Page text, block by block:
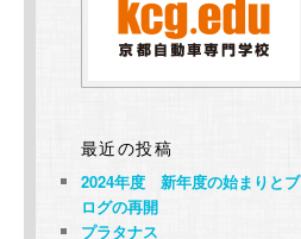
最近の投稿
2024年度 新年度の始まりとブ
ログの再開
プラタナス